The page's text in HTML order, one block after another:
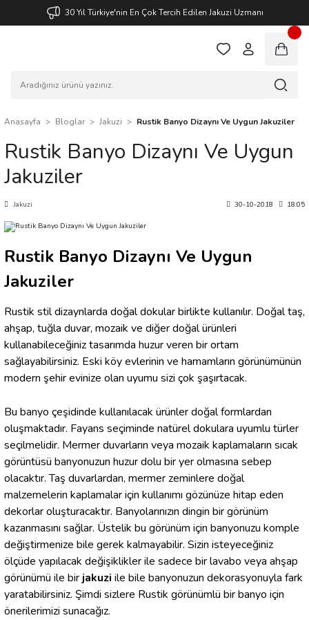
30 Yıl Türkiye'nin En Çok Tercih Edilen Jakuzi Uzmanı
Anasayfa Bloglar Jakuzi Rustik Banyo Dizaynı Ve Uygun Jakuziler
Rustik Banyo Dizaynı Ve Uygun
Jakuziler
Jakuzi 30-10-2018 18:05
Rustik Banyo Dizaynı Ve Uygun
Jakuziler
Rustik stil dizaynlarda doğal dokular birlikte kullanılır. Doğal taş,
ahşap, tuğla duvar, mozaik ve diğer doğal ürünleri
kullanabileceğiniz tasarımda huzur veren bir ortam
sağlayabilirsiniz. Eski köy evlerinin ve hamamların görünümünün
modern şehir evinize olan uyumu sizi çok şaşırtacak.
Bu banyo çeşidinde kullanılacak ürünler doğal formlardan
oluşmaktadır. Fayans seçiminde natürel dokulara uyumlu türler
seçilmelidir. Mermer duvarların veya mozaik kaplamaların sıcak
görüntüsü banyonuzun huzur dolu bir yer olmasına sebep
olacaktır. Taş duvarlardan, mermer zeminlere doğal
malzemelerin kaplamalar için kullanımı gözünüze hitap eden
dekorlar oluşturacaktır. Banyolarınızın dingin bir görünüm
kazanmasını sağlar. Üstelik bu görünüm için banyonuzu komple
değiştirmenize bile gerek kalmayabilir. Sizin isteyeceğiniz
ölçüde yapılacak değişiklikler ile sadece bir lavabo veya ahşap
görünümü ile bir jakuzi ile bile banyonuzun dekorasyonuyla fark
yaratabilirsiniz. Şimdi sizlere Rustik görünümlü bir banyo için
önerilerimizi sunacağız.